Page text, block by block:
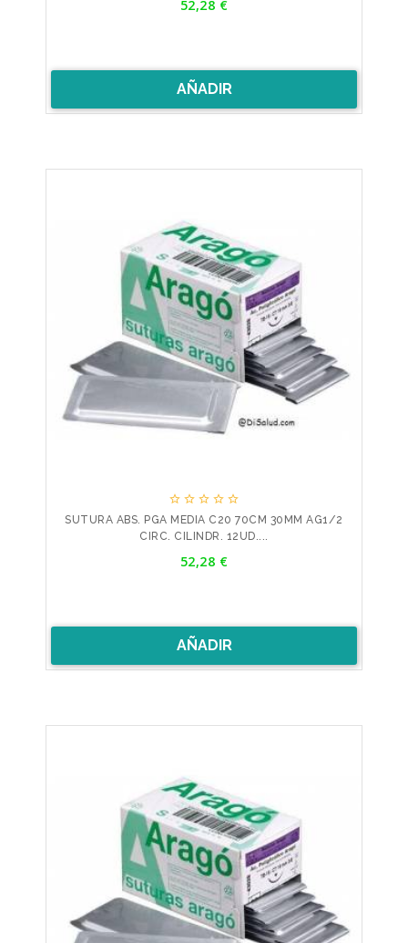
52,28 €
AÑADIR
    
SUTURA ABS. PGA MEDIA C20 70CM 30MM AG1/2
CIRC. CILINDR. 12UD....
52,28 €
AÑADIR